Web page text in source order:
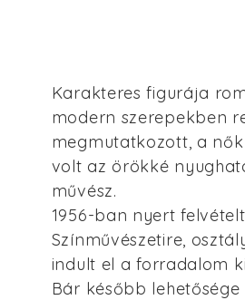
Karakteres figurája
modern szerepekben
megmutatkozott, a
volt az örökké
művész.
1956-ban nyert
Színművészetire,
indult el a forradalom
Bár később